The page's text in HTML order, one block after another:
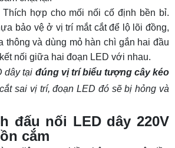
Thích hợp cho mối nối cố định bền bỉ.
bảo vệ ở vị trí mắt cắt để lộ lõi đồng,
thông và dùng mỏ hàn chì gắn hai đầu
nối giữa hai đoạn LED với nhau.
dây tại đúng vị trí biểu tượng cây kéo
sai vị trí, đoạn LED đó sẽ bị hỏng và
đấu nối LED dây 220V
cắm